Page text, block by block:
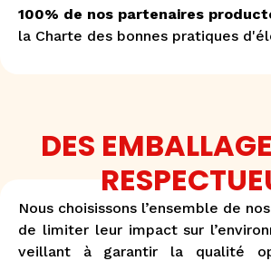
100% de nos partenaires
la Charte des bonnes pratiques
DES
Nous choisissons l’ensemble de
de limiter leur impact sur
veillant à garantir la qualité